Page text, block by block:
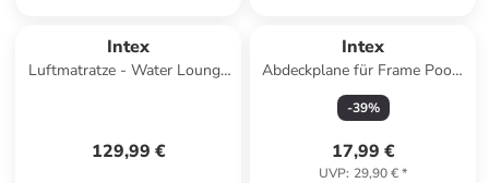
Intex
Luftmatratze - Water Lounge
129,99 €
Intex
Abdeckplane für Frame Pools
Ø457cm in blau
-39%
17,99 €
UVP: 29,90 €*